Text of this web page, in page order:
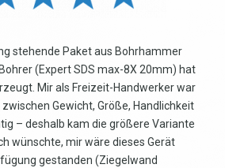
stehende Paket aus Bohrhammer
(Expert SDS max-8X 20mm) hat
Mir als Freizeit-Handwerker war
Gewicht, Größe, Handlichkeit
– deshalb kam die größere Variante
wünschte, mir wäre dieses Gerät
gestanden (Ziegelwand